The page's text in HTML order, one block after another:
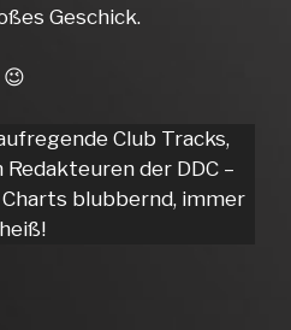
Geschick.
Club Tracks,
der DDC –
blubbernd, immer
heiß!